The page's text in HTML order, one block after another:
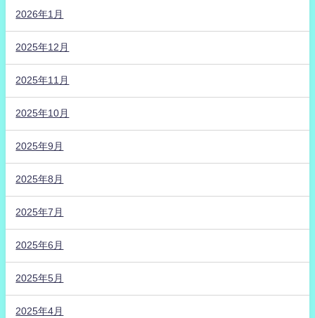
2026年1月
2025年12月
2025年11月
2025年10月
2025年9月
2025年8月
2025年7月
2025年6月
2025年5月
2025年4月